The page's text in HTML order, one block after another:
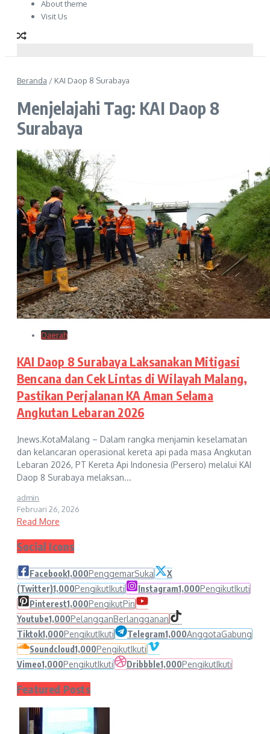
About theme
Visit Us
Beranda / KAI Daop 8 Surabaya
Menjelajahi Tag: KAI Daop 8
Surabaya
Daerah
KAI Daop 8 Surabaya Laksanakan Mitigasi
Bencana dan Cek Lintas di Wilayah Malang,
Pastikan Perjalanan KA Aman Selama
Angkutan Lebaran 2026
Jnews.KotaMalang – Dalam rangka menjamin keselamatan
dan kelancaran operasional kereta api pada masa Angkutan
Lebaran 2026, PT Kereta Api Indonesia (Persero) melalui KAI
Daop 8 Surabaya melaksan...
admin
Februari 26, 2026
Read More
Social Icons
Facebook1,000PenggemarSuka
X
(Twitter)1,000PengikutIkuti Instagram1,000PengikutIkuti
Pinterest1,000PengikutPin
Youtube1,000PelangganBerlangganan
Tiktok1,000PengikutIkuti Telegram1,000AnggotaGabung
Soundcloud1,000PengikutIkuti
Vimeo1,000PengikutIkuti Dribbble1,000PengikutIkuti
Featured Posts